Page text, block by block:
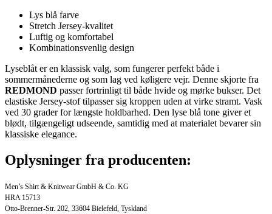
Lys blå farve
Stretch Jersey-kvalitet
Luftig og komfortabel
Kombinationsvenlig design
Lyseblåt er en klassisk valg, som fungerer perfekt både i
sommermånederne og som lag ved køligere vejr. Denne skjorte fra
REDMOND passer fortrinligt til både hvide og mørke bukser. Det
elastiske Jersey-stof tilpasser sig kroppen uden at virke stramt. Vask
ved 30 grader for længste holdbarhed. Den lyse blå tone giver et
blødt, tilgængeligt udseende, samtidig med at materialet bevarer sin
klassiske elegance.
Oplysninger fra producenten:
Men’s Shirt & Knitwear GmbH & Co. KG
HRA 15713
Otto-Brenner-Str. 202, 33604 Bielefeld, Tyskland